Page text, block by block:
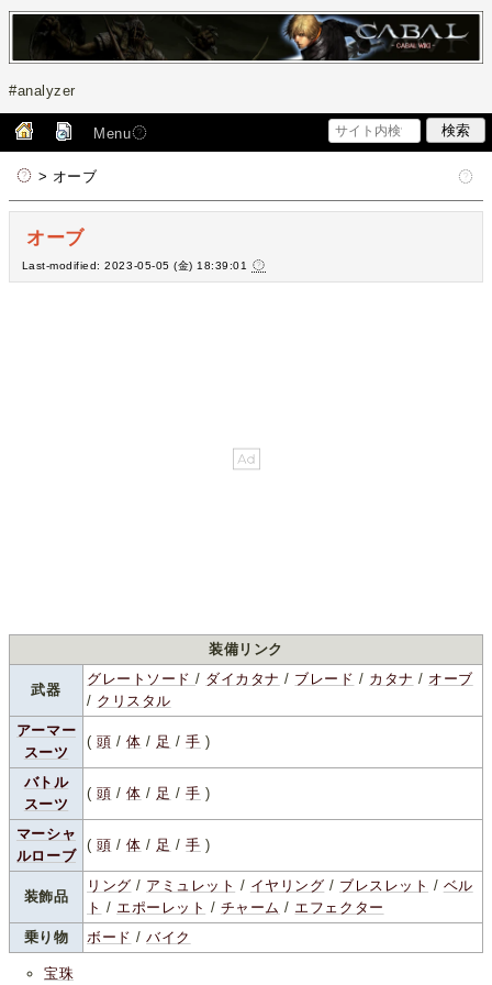
#analyzer
Menu
> オーブ
オーブ
Last-modified: 2023-05-05 (金) 18:39:01
装備リンク
武器
グレートソード/ ダイカタナ / ブレード / カタナ / オーブ
/ クリスタル
アーマー
スーツ
(頭 /体 / 足 /手 )
バトル
スーツ
(頭 /体 / 足 /手 )
マーシャ
ルローブ
(頭 /体 / 足 /手 )
装飾品
リング / アミュレット / イヤリング / ブレスレット / ベル
ト / エポーレット / チャーム / エフェクター
乗り物
ボード /バイク
宝珠